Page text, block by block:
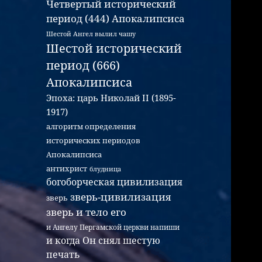
Четвертый исторический
период (444) Апокалипсиса
Шестой Ангел вылил чашу
Шестой исторический
период (666)
Апокалипсиса
Эпоха: царь Николай II (1895-
1917)
алгоритм определения
исторических периодов
Апокалипсиса
антихрист блудница
богоборческая цивилизация
зверь зверь-цивилизация
зверь и тело его
и Ангелу Пергамской церкви напиши
и когда Он снял шестую
печать